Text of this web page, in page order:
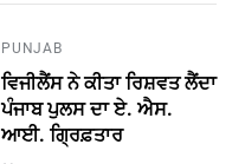
PUNJAB
ਵਿਜੀਲੈਂਸ ਨੇ ਕੀਤਾ ਰਿਸ਼ਵਤ ਲੈਂਦਾ
ਪੰਜਾਬ ਪੁਲਸ ਦਾ ਏ. ਐਸ.
ਆਈ. ਗ੍ਰਿਫ਼ਤਾਰ